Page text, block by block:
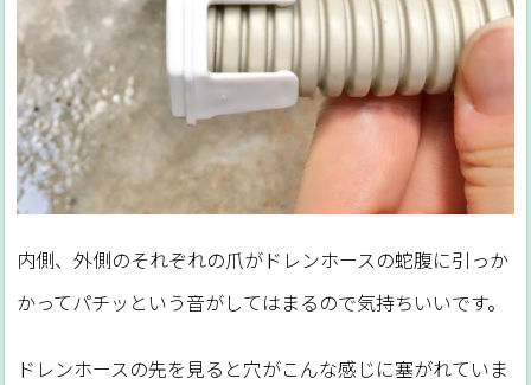
内側、外側のそれぞれの爪がドレンホースの蛇腹に引っか
かってパチッという音がしてはまるので気持ちいいです。
ドレンホースの先を見ると穴がこんな感じに塞がれていま